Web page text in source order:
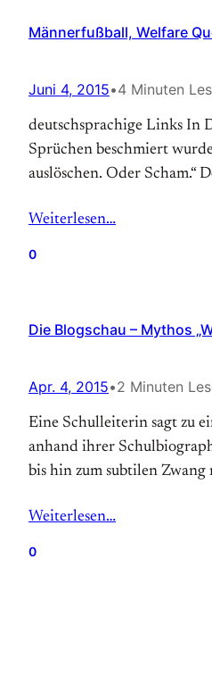
Männerfußball, Welfare
Juni 4, 2015•4 Minuten
deutschsprachige Links In
Sprüchen beschmiert
auslöschen. Oder Scham.“
Weiterlesen…
0
Die Blogschau – Mythos
Apr. 4, 2015•2 Minuten
Eine Schulleiterin sagt zu
anhand ihrer
bis hin zum subtilen Zwang
Weiterlesen…
0